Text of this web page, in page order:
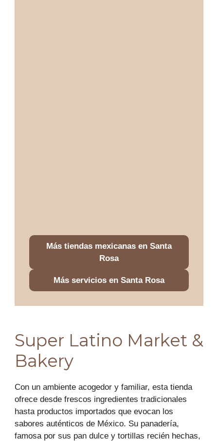
Más tiendas mexicanas en Santa
Rosa
Más servicios en Santa Rosa
Super Latino Market &
Bakery
Con un ambiente acogedor y familiar, esta tienda
ofrece desde frescos ingredientes tradicionales
hasta productos importados que evocan los
sabores auténticos de México. Su panadería,
famosa por sus pan dulce y tortillas recién hechas,